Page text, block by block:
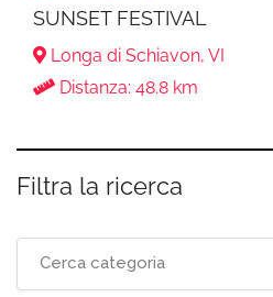
SUNSET FESTIVAL
Longa di Schiavon, VI
Distanza: 48.8 km
Filtra la ricerca
Cerca categoria